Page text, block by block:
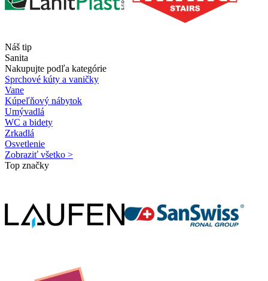
Náš tip
Sanita
Nakupujte podľa kategórie
Sprchové kúty a vaničky
Vane
Kúpeľňový nábytok
Umývadlá
WC a bidety
Zrkadlá
Osvetlenie
Zobraziť všetko >
Top značky